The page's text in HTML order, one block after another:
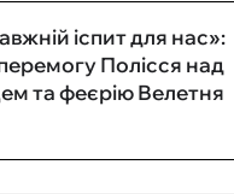
іспит для нас»:
Полісся над
та феєрію Велетня